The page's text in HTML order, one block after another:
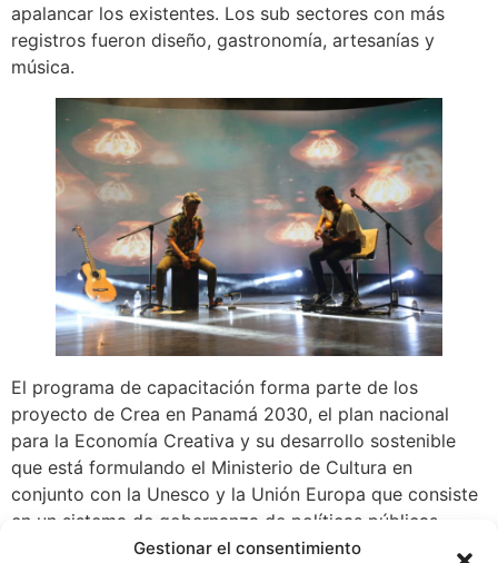
Gestionar el consentimiento
apalancar los existentes. Los sub sectores con más
registros fueron diseño, gastronomía, artesanías y
música.
El programa de capacitación forma parte de los
proyecto de Crea en Panamá 2030, el plan nacional
para la Economía Creativa y su desarrollo sostenible
que está formulando el Ministerio de Cultura en
conjunto con la Unesco y la Unión Europa que consiste
en un sistema de gobernanza de políticas públicas,
marcos regulatorios, alianzas estratégicas y